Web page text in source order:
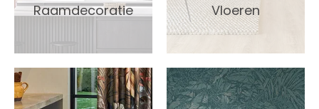
Raamdecoratie Vloeren